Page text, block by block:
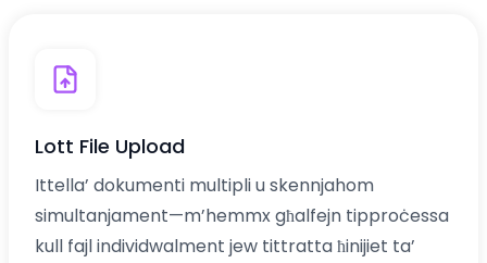
Lott File Upload
Ittella’ dokumenti multipli u skennjahom
simultanjament—m’hemmx għalfejn tipproċessa
kull fajl individwalment jew tittratta ħinijiet ta’